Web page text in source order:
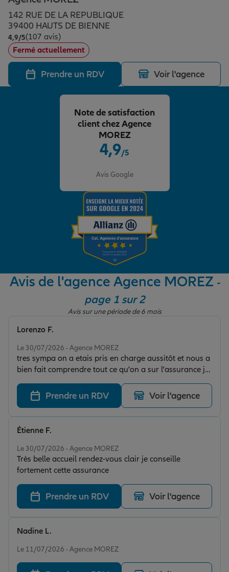
Assurance emprunteur
Prévoyance et dépendance
Assurance animal de compagnie
Protection de la famille
Protection juridique
Épargne & retraite
Plan épargne retraite
Assurance vie
Placements financiers
Investissements immobiliers
Transmission
Vos projets
Partir en vacances
Départ à la retraite
Préparer l’avenir
Conseil assurance
Assurance habitation
Le Pack Famille
Garantie des accidents de la vie
Assurance scolaire
Retraite
Tous nos devis d'assurance
Allianz en France
142 RUE DE LA REPUBLIQUE
39400 HAUTS DE BIENNE
4,9/5Note de 4.9 sur 5
(107 avis)
Fermé actuellement
Prendre un RDV Voir l'agence
4,9/5
Avis Google
Note de satisfaction
client chez Agence
MOREZ
Avis de l'agence Agence MOREZ -
page 1 sur 2
Avis sur une période de 6 mois
Le 30/07/2026 - Agence MOREZ
tres sympa on a etais pris en charge aussitôt et nous a
bien fait comprendre tout ce qu'on a sur l'assurance je
recommande fortement cette assurance . merci pour
votre aide.
Lorenzo F.
Prendre un RDV Voir l'agence
Le 30/07/2026 - Agence MOREZ
Très belle accueil rendez-vous clair je conseille
fortement cette assurance
Étienne F.
Prendre un RDV Voir l'agence
Le 11/07/2026 - Agence MOREZ
Nadine L.